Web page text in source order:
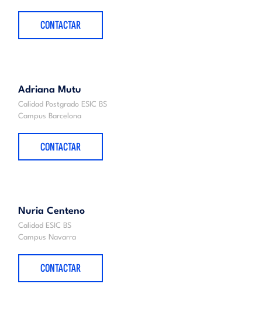
CONTACTAR
Adriana Mutu
Calidad Postgrado ESIC BS
Campus Barcelona
CONTACTAR
Nuria Centeno
Calidad ESIC BS
Campus Navarra
CONTACTAR